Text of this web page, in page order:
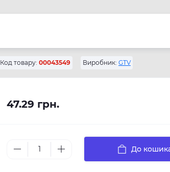
Код товару: 00043549 Виробник: GTV
47.29 грн.
До